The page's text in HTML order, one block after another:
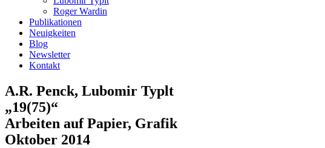
Roger Wardin
Publikationen
Neuigkeiten
Blog
Newsletter
Kontakt
A.R. Penck, Lubomir Typlt
„19(75)“
Arbeiten auf Papier, Grafik
Oktober 2014